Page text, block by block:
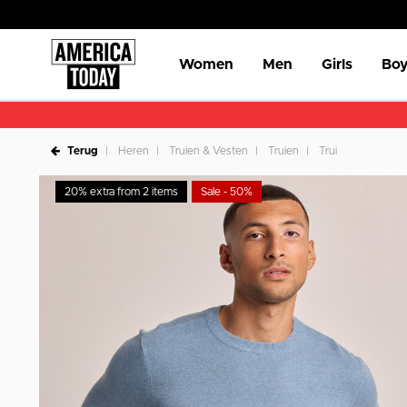
Women Men Girls
Terug Heren Truien & Vesten Truien Trui
20% extra from 2 items Sale - 50%